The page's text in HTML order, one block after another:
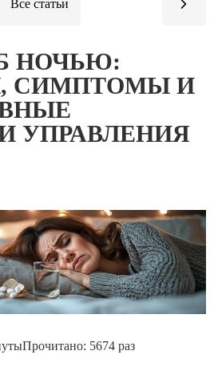
зубов
НОЧЬЮ:
СИМПТОМЫ И
УПРАВЛЕНИЯ
Прочитано: 5674 раз